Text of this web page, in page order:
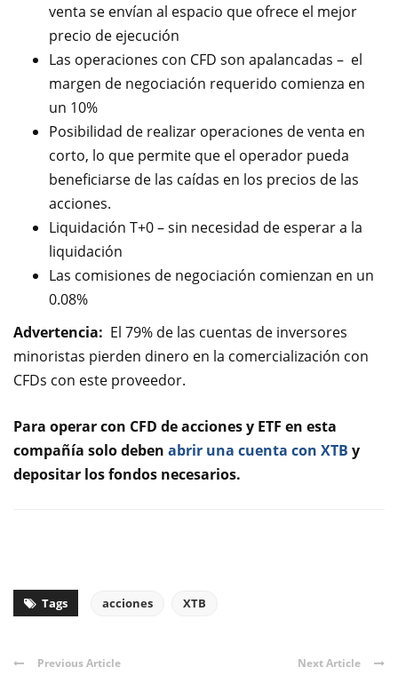
venta se envían al espacio que ofrece el mejor
precio de ejecución
Las operaciones con CFD son apalancadas – el
margen de negociación requerido comienza en
un 10%
Posibilidad de realizar operaciones de venta en
corto, lo que permite que el operador pueda
beneficiarse de las caídas en los precios de las
acciones.
Liquidación T+0 – sin necesidad de esperar a la
liquidación
Las comisiones de negociación comienzan en un
0.08%
Advertencia: El 79% de las cuentas de inversores
minoristas pierden dinero en la comercialización con
CFDs con este proveedor.
Para operar con CFD de acciones y ETF en esta
compañía solo deben abrir una cuenta con XTB y
depositar los fondos necesarios.
Tags acciones XTB
Previous Article Next Article